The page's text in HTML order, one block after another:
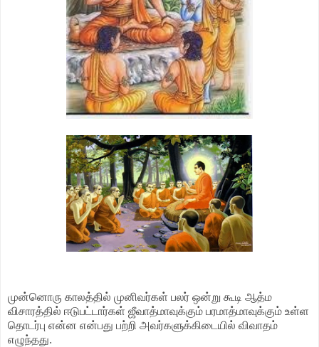
முன்னொரு காலத்தில் முனிவர்கள் பலர் ஒன்று கூடி ஆத்ம
விசாரத்தில் ஈடுபட்டார்கள் ஜீவாத்மாவுக்கும் பரமாத்மாவுக்கும் உள்ள
தொடர்பு என்ன என்பது பற்றி அவர்களுக்கிடையில் விவாதம்
எழுந்தது.